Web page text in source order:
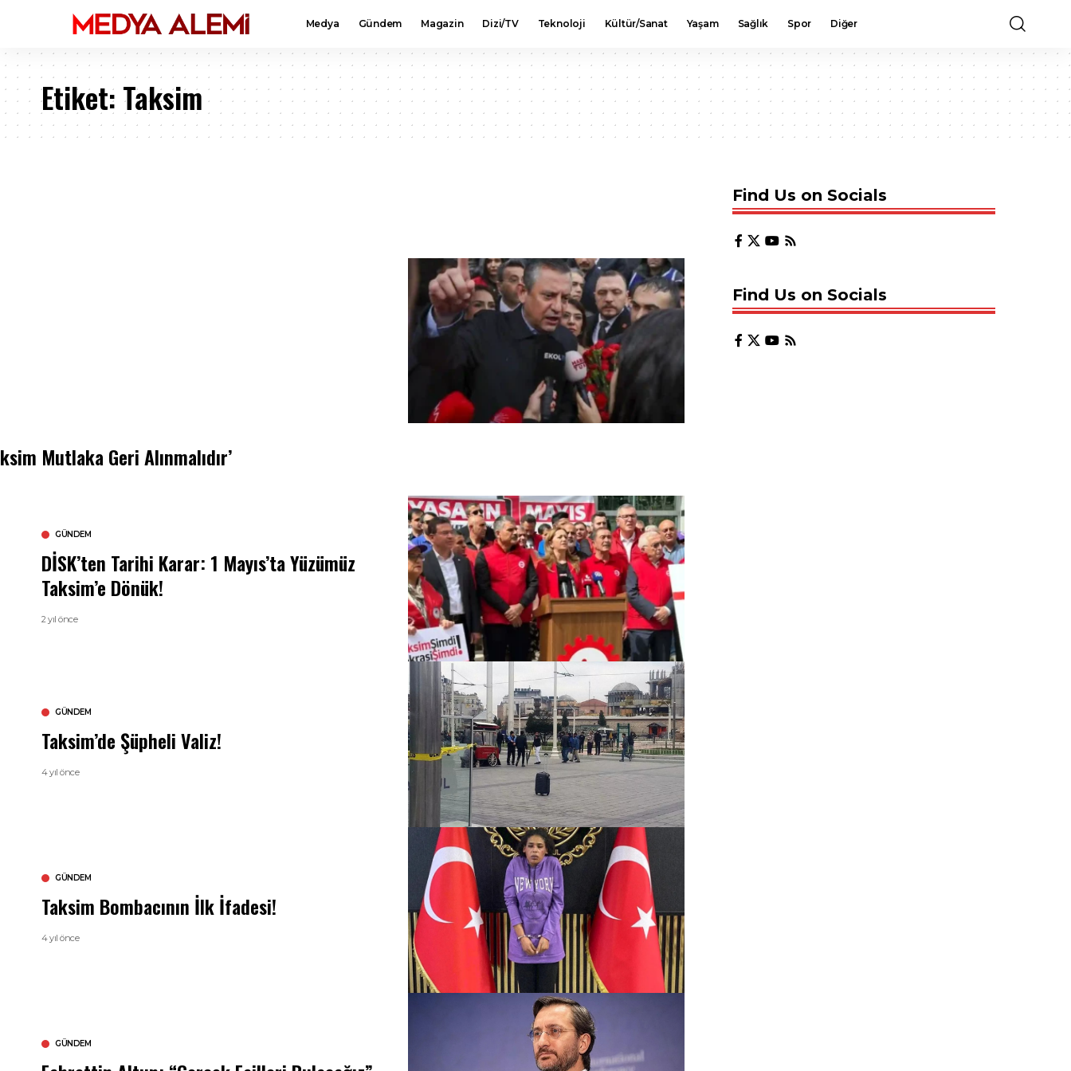
Medya Gündem Magazin Dizi/TV Teknoloji Kültür/Sanat Yaşam Sağlık Spor Diğer
Etiket: Taksim
Mutlaka Geri Alınmalıdır’
GÜNDEM
DİSK’ten Tarihi Karar: 1 Mayıs’ta Yüzümüz
Taksim’e Dönük!
2 yıl önce
GÜNDEM
Taksim’de Şüpheli Valiz!
4 yıl önce
GÜNDEM
Taksim Bombacının İlk İfadesi!
4 yıl önce
GÜNDEM
Find Us on Socials
Find Us on Socials